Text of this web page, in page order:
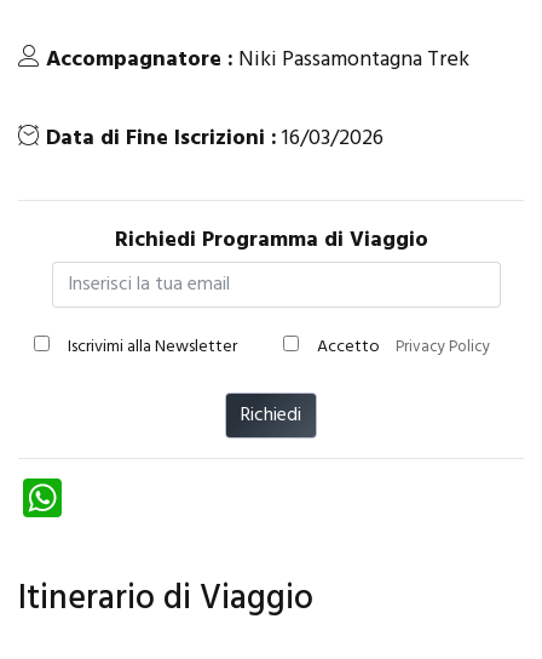
Accompagnatore : Niki Passamontagna Trek
Data di Fine Iscrizioni :16/03/2026
Richiedi Programma di Viaggio
Iscrivimi alla Newsletter Accetto Privacy Policy
Richiedi
ts
A
Itinerario di Viaggio